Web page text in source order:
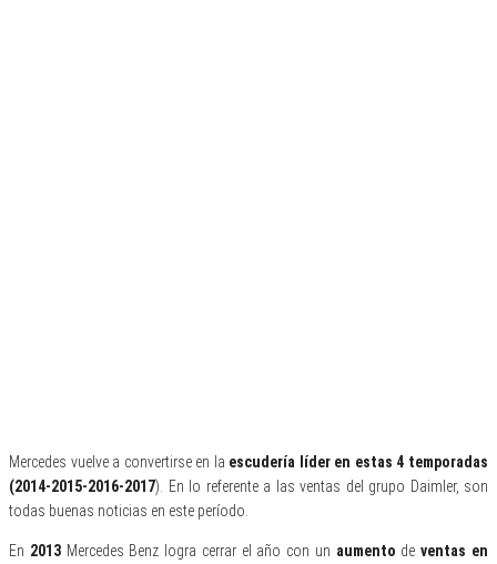
Mercedes vuelve a convertirse en la escudería líder en estas 4 temporadas
(2014-2015-2016-2017). En lo referente a las ventas del grupo Daimler, son
todas buenas noticias en este período.
En 2013Mercedes Benz logra cerrar el año con un aumento deventas en